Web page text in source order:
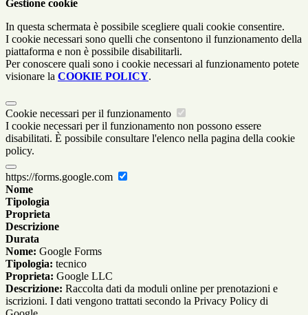
Gestione cookie
In questa schermata è possibile scegliere quali cookie consentire.
I cookie necessari sono quelli che consentono il funzionamento della
piattaforma e non è possibile disabilitarli.
Per conoscere quali sono i cookie necessari al funzionamento potete
visionare la COOKIE POLICY.
Cookie necessari per il funzionamento
I cookie necessari per il funzionamento non possono essere
disabilitati. È possibile consultare l'elenco nella pagina della cookie
policy.
https://forms.google.com
Nome
Tipologia
Proprieta
Descrizione
Durata
Nome: Google Forms
Tipologia: tecnico
Proprieta: Google LLC
Descrizione: Raccolta dati da moduli online per prenotazioni e
iscrizioni. I dati vengono trattati secondo la Privacy Policy di